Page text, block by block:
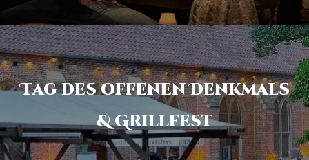
Tag des offenen Denkmals
& Grillfest